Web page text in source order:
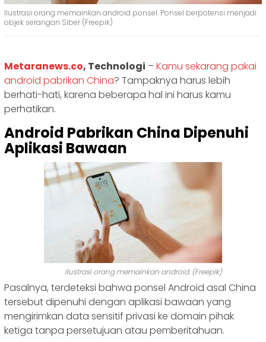
Ilustrasi orang memainkan android ponsel. Ponsel berpotensi menjadi
objek serangan Siber (Freepik)
Metaranews.co, Technologi –Kamu sekarang pakai
android pabrikan China? Tampaknya harus lebih
berhati-hati, karena beberapa hal ini harus kamu
perhatikan.
Android Pabrikan China Dipenuhi
Aplikasi Bawaan
Ilustrasi orang memainkan android. (Freepik)
Pasalnya, terdeteksi bahwa ponsel Android asal China
tersebut dipenuhi dengan aplikasi bawaan yang
mengirimkan data sensitif privasi ke domain pihak
ketiga tanpa persetujuan atau pemberitahuan.